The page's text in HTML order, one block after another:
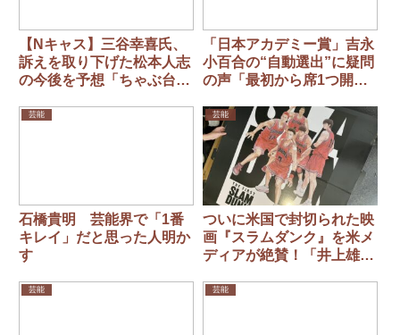
【Nキャス】三谷幸喜氏、
訴えを取り下げた松本人志
の今後を予想「ちゃぶ台返
「どれだけ彼が腹を立てて
「日本アカデミー賞」吉永
小百合の“自動選出”に疑問
の声「最初から席1つ開け
芸能
石橋貴明 芸能界で「1番
キレイ」だと思った人明か
す
芸能
ついに米国で封切られた映
画『スラムダンク』を米メ
ディアが絶賛！「井上雄彦
解している」
芸能 芸能